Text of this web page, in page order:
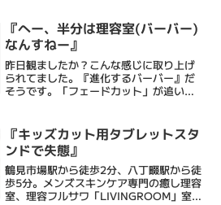
『へー、半分は理容室(バーバー)
なんすねー』
昨日観ましたか？こんな感じに取り上げ
られてました。『進化するバーバー』だ
そうです。「フェードカット」が追い風
なってる気がします。ちょっと前までは
「七三で刈り上げ」...
『キッズカット用タブレットスタ
ンドで失態』
鶴見市場駅から徒歩2分、八丁畷駅から徒
歩5分。メンズスキンケア専門の癒し理容
室、理容フルサワ「LIVINGROOM」室長